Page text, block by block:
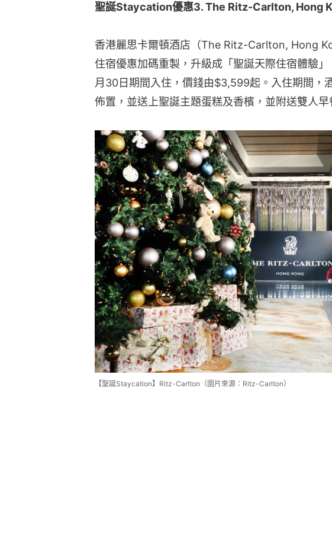
聖誕Staycation優惠3. The Ritz-Carlton, Hong
香港麗思卡爾頓酒店（The Ritz-Carlton, Hong
住宿優惠加碼重製，升級成「聖誕天際住宿體驗
月30日期間入住，價錢由$3,599起。入住期間，
佈置，並送上聖誕主題蛋糕及香檳，並附送雙人早
【聖誕Staycation】Ritz-Carlton（圖片來源：Ritz-Carlton）